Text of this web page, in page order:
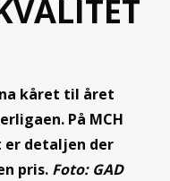
kåret til året
På MCH
er detaljen der
pris. Foto: GAD